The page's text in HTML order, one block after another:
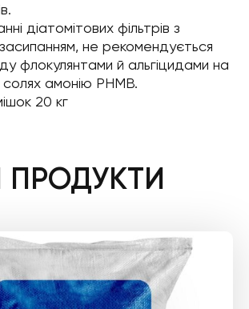
діатомітових фільтрів з
не рекомендується
флокулянтами й альгіцидами на
амонію PHMB.
20 кг
ПРОДУКТИ